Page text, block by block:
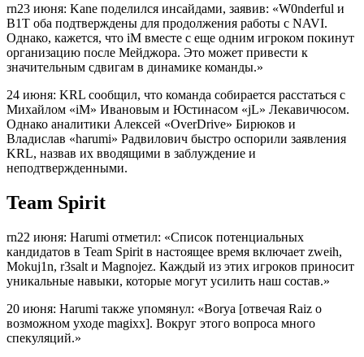
rn23 июня: Kane поделился инсайдами, заявив: «W0nderful и
B1T оба подтверждены для продолжения работы с NAVI.
Однако, кажется, что iM вместе с еще одним игроком покинут
организацию после Мейджора. Это может привести к
значительным сдвигам в динамике команды.»
24 июня: KRL сообщил, что команда собирается расстаться с
Михайлом «iM» Ивановым и Юстинасом «jL» Лекавичюсом.
Однако аналитики Алексей «OverDrive» Бирюков и
Владислав «harumi» Радвилович быстро оспорили заявления
KRL, назвав их вводящими в заблуждение и
неподтвержденными.
Team Spirit
rn22 июня: Harumi отметил: «Список потенциальных
кандидатов в Team Spirit в настоящее время включает zweih,
Mokuj1n, r3salt и Magnojez. Каждый из этих игроков приносит
уникальные навыки, которые могут усилить наш состав.»
20 июня: Harumi также упомянул: «Borya [отвечая Raiz о
возможном уходе magixx]. Вокруг этого вопроса много
спекуляций.»